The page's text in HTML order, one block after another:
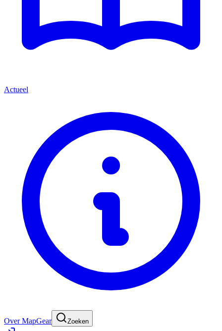
Actueel
Over MapGear Zoeken